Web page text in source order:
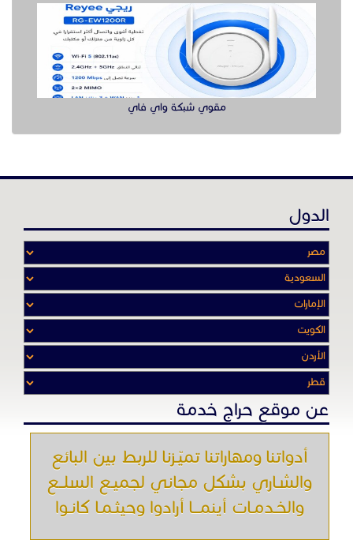
مقوي شبكة واي فاي
الدول
عن موقع حراج خدمة
أدواتنا ومهاراتنا تميّـزنا للربط بين البائع
والشـاري بشكل مجاني لجميـع السلــع
والخـدمـات أينمـــا أرادوا وحيثـمـا كانـوا